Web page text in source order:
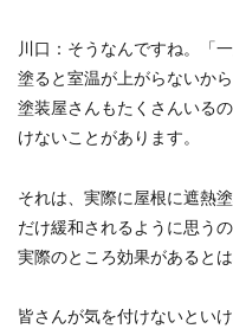
川口 ：そうなんですね。「
塗ると室温が上がらないか
塗装屋さんもたくさんいる
けないことがあります。
それは、実際に屋根に遮熱
だけ緩和されるように思う
実際のところ効果があると
皆さんが気を付けないとい